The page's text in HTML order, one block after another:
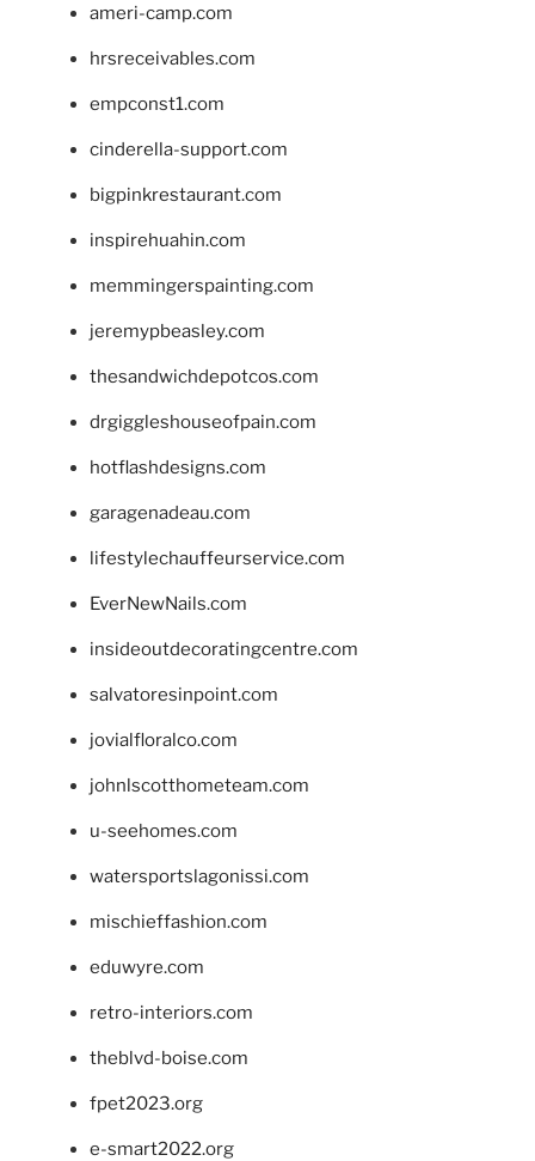
ameri-camp.com
hrsreceivables.com
empconst1.com
cinderella-support.com
bigpinkrestaurant.com
inspirehuahin.com
memmingerspainting.com
jeremypbeasley.com
thesandwichdepotcos.com
drgiggleshouseofpain.com
hotflashdesigns.com
garagenadeau.com
lifestylechauffeurservice.com
EverNewNails.com
insideoutdecoratingcentre.com
salvatoresinpoint.com
jovialfloralco.com
johnlscotthometeam.com
u-seehomes.com
watersportslagonissi.com
mischieffashion.com
eduwyre.com
retro-interiors.com
theblvd-boise.com
fpet2023.org
e-smart2022.org